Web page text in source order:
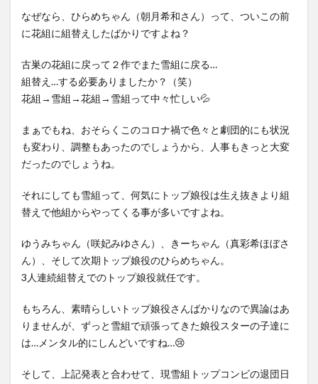
なぜなら、ひらめちゃん（朝月希和さん）って、ついこの前
に花組に組替えしたばかりですよね？
古巣の花組に戻って２作でまた雪組に戻る…
組替え…する必要ありましたか？（笑）
花組→雪組→花組→雪組って中々忙しい💦
まぁでもね、おそらくこのコロナ禍で色々と劇団的にも状況
も変わり、調整もあったのでしょうから、人事もきっと大変
だったのでしょうね。
それにしても雪組って、何気にトップ娘役は生え抜きより組
替えで他組からやってくる事が多いですよね。
ゆうみちゃん（咲妃みゆさん）、きーちゃん（真彩希ほぼさ
ん）、そして次期トップ娘役のひらめちゃん。
3人連続組替えでのトップ娘役就任です。
もちろん、素晴らしいトップ娘役さんばかりなので異論はあ
りませんが、ずっと雪組で頑張ってきた娘役スターの子達に
は…メンタル的にしんどいですね…😢
そして、上記発表と合わせて、現雪組トップコンビの退団日